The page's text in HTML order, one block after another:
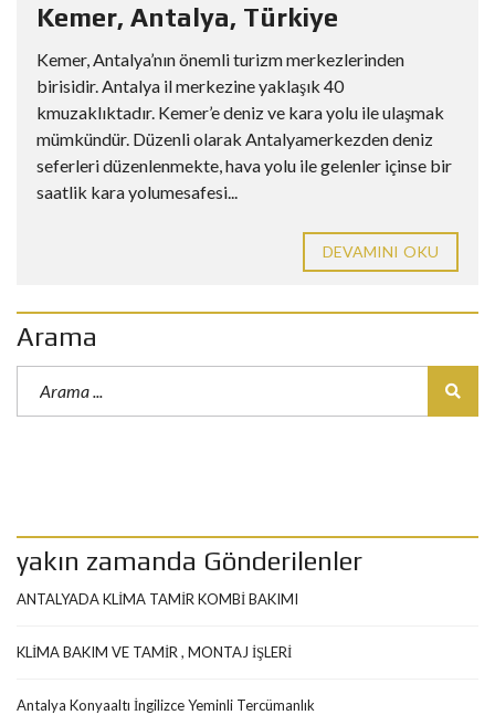
Kemer, Antalya, Türkiye
Kemer, Antalya’nın önemli turizm merkezlerinden
birisidir. Antalya il merkezine yaklaşık 40
kmuzaklıktadır. Kemer’e deniz ve kara yolu ile ulaşmak
mümkündür. Düzenli olarak Antalyamerkezden deniz
seferleri düzenlenmekte, hava yolu ile gelenler içinse bir
saatlik kara yolumesafesi...
DEVAMINI OKU
Arama
yakın zamanda Gönderilenler
ANTALYADA KLİMA TAMİR KOMBİ BAKIMI
KLİMA BAKIM VE TAMİR , MONTAJ İŞLERİ
Antalya Konyaaltı İngilizce Yeminli Tercümanlık